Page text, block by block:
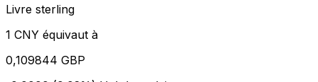
Livre sterling
1 CNY équivaut à
0,109844 GBP